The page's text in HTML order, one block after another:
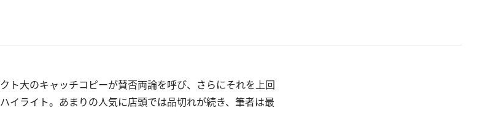
ト大のキャッチコピーが賛否両論を呼び、さらにそれを上回
イライト。あまりの人気に店頭では品切れが続き、筆者は最